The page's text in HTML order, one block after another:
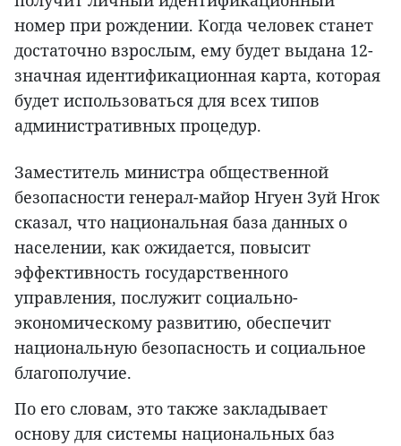
номер при рождении. Когда человек станет
достаточно взрослым, ему будет выдана 12-
значная идентификационная карта, которая
будет использоваться для всех типов
административных процедур.
Заместитель министра общественной
безопасности генерал-майор Нгуен Зуй Нгок
сказал, что национальная база данных о
населении, как ожидается, повысит
эффективность государственного
управления, послужит социально-
экономическому развитию, обеспечит
национальную безопасность и социальное
благополучие.
По его словам, это также закладывает
основу для системы национальных баз